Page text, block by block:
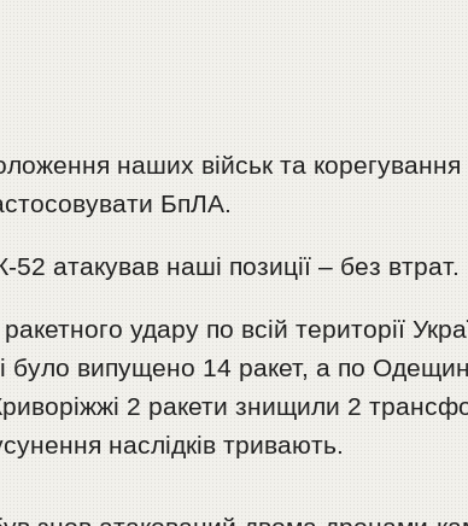
наших військ та корегування
БпЛА.
52 атакував наші позиції – без втрат.
удару по всій території
було випущено 14 ракет, а по
2 ракети знищили 2
наслідків тривають.